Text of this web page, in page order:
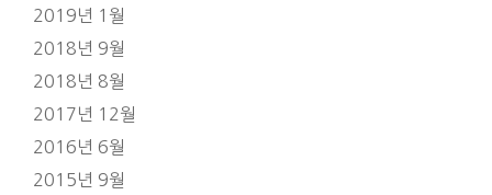
2019년 1월
2018년 9월
2018년 8월
2017년 12월
2016년 6월
2015년 9월